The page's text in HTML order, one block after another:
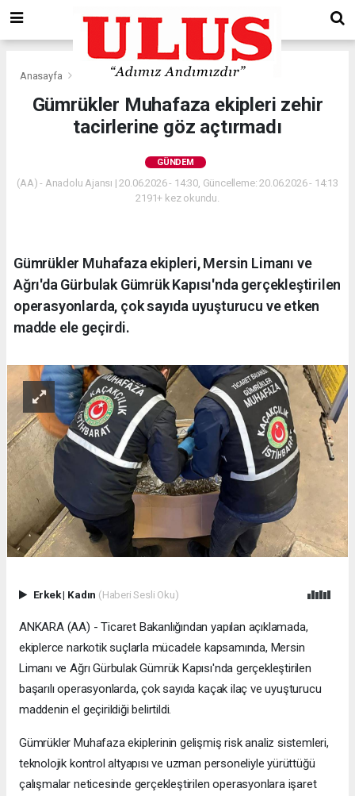
Anasayfa Gündem
Gümrükler Muhafaza ekipleri zehir
tacirlerine göz açtırmadı
GÜNDEM
(AA) - Anadolu Ajansı | 20.06.2026 - 14:30, Güncelleme: 20.06.2026 - 14:13
2191+ kez okundu.
Gümrükler Muhafaza ekipleri, Mersin Limanı ve
Ağrı'da Gürbulak Gümrük Kapısı'nda gerçekleştirilen
operasyonlarda, çok sayıda uyuşturucu ve etken
madde ele geçirdi.
Erkek| Kadın (Haberi Sesli Oku)
ANKARA (AA) - Ticaret Bakanlığından yapılan açıklamada,
ekiplerce narkotik suçlarla mücadele kapsamında, Mersin
Limanı ve Ağrı Gürbulak Gümrük Kapısı'nda gerçekleştirilen
başarılı operasyonlarda, çok sayıda kaçak ilaç ve uyuşturucu
maddenin el geçirildiği belirtildi.
Gümrükler Muhafaza ekiplerinin gelişmiş risk analiz sistemleri,
teknolojik kontrol altyapısı ve uzman personeliyle yürüttüğü
çalışmalar neticesinde gerçekleştirilen operasyonlara işaret